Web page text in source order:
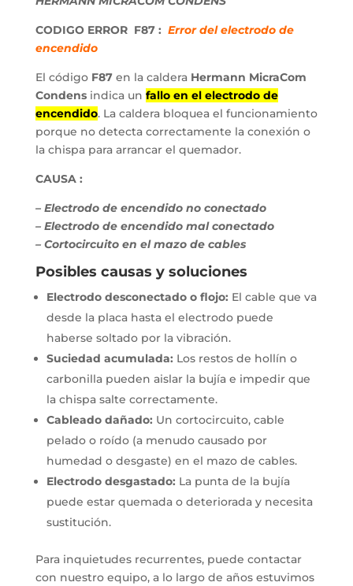
CODIGO ERROR F87 : Error del electrodo de
encendido
El código F87en la caldera Hermann MicraCom
Condensindica un fallo en el electrodo de
encendido. La caldera bloquea el funcionamiento
porque no detecta correctamente la conexión o
la chispa para arrancar el quemador.
CAUSA :
– Electrodo de encendido no conectado
– Electrodo de encendido mal conectado
– Cortocircuito en el mazo de cables
Posibles causas y soluciones
Electrodo desconectado o flojo: El cable que va
desde la placa hasta el electrodo puede
haberse soltado por la vibración.
Suciedad acumulada: Los restos de hollín o
carbonilla pueden aislar la bujía e impedir que
la chispa salte correctamente.
Cableado dañado: Un cortocircuito, cable
pelado o roído (a menudo causado por
humedad o desgaste) en el mazo de cables.
Electrodo desgastado: La punta de la bujía
puede estar quemada o deteriorada y necesita
sustitución.
Para inquietudes recurrentes, puede contactar
con nuestro equipo, a lo largo de años estuvimos